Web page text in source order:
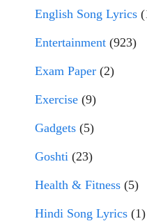
English Song Lyrics
Entertainment (923)
Exam Paper (2)
Exercise (9)
Gadgets (5)
Goshti (23)
Health & Fitness (5)
Hindi Song Lyrics (1)